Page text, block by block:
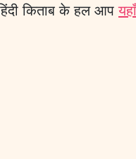
किताब के हल आप